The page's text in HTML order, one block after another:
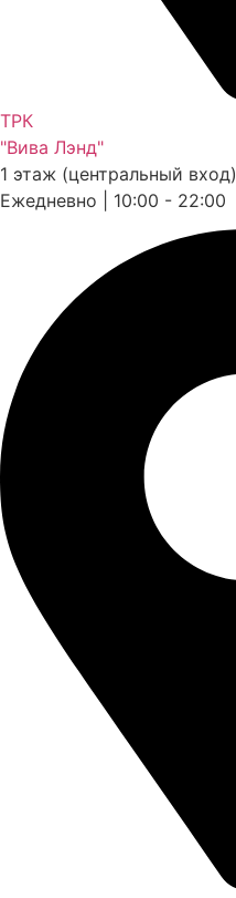
ТРК
"Вива Лэнд"
1 этаж (центральный вход)
Ежедневно | 10:00 - 22:00